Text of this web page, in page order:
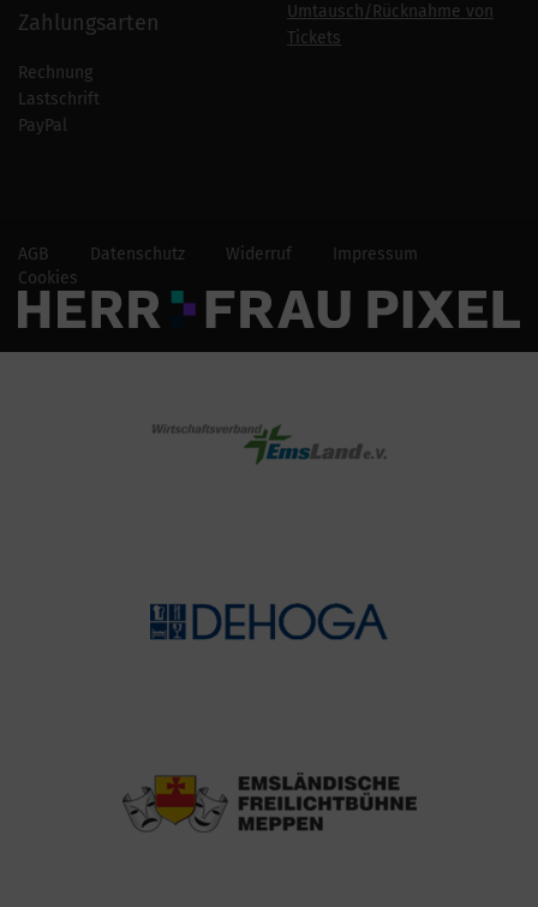
Zahlungsarten
Rechnung
Lastschrift
PayPal
Umtausch/Rücknahme von
Tickets
AGB Datenschutz Widerruf
Impressum
Cookies